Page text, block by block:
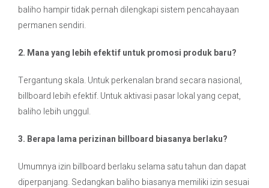
baliho hampir tidak pernah dilengkapi sistem pencahayaan
permanen sendiri.
2. Mana yang lebih efektif untuk promosi produk baru?
Tergantung skala. Untuk perkenalan brand secara nasional,
billboard lebih efektif. Untuk aktivasi pasar lokal yang cepat,
baliho lebih unggul.
3. Berapa lama perizinan billboard biasanya berlaku?
Umumnya izin billboard berlaku selama satu tahun dan dapat
diperpanjang. Sedangkan baliho biasanya memiliki izin sesuai